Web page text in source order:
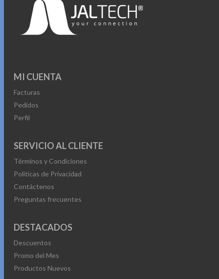
MI CUENTA
Facturas
Pedidos
Perfil
SERVICIO AL CLIENTE
Términos y Condiciones
Políticas de Privacidad
Contáctenos
Preguntas frecuentes
DESTACADOS
Descuentos
Promo del Mes
Productos Nuevos